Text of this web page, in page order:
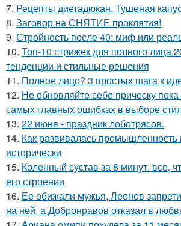
7. Рецепты диетадюкан. Тушеная
8. Заговор на СНЯТИЕ проклятия!
9. Стройность после 40: миф или
10. Топ-10 стрижек для полного лица
тенденции и стильные решения
11. Полное лицо? 3 простых шага к
12. Не обновляйте себе прическу пока
самых главных ошибках в выборе
13. 22 июня - праздник лоботрясов.
14. Как развивалась промышленность
исторически
15. Коленный сустав за 8 минут: все,
его строении
16. Ее обижали мужья, Леонов
на ней, а Добронравов отказал в